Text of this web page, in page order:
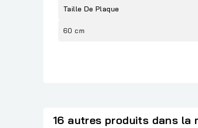
Taille De Plaque
60 cm
16 autres produits dans la